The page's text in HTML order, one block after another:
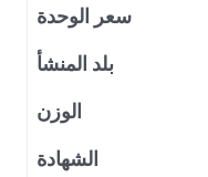
سعر الوحدة
بلد المنشأ
الوزن
الشهادة